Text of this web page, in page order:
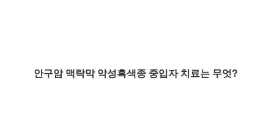
안구암 맥락막 악성흑색종 중입자 치료는 무엇?